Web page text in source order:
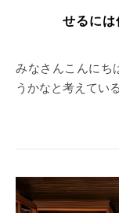
せるには
みなさんこんにちは、みなみです。 家庭菜園を始めてみよ
うかなと考えてい